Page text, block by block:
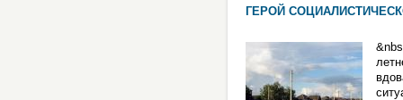
ГЕРОЙ